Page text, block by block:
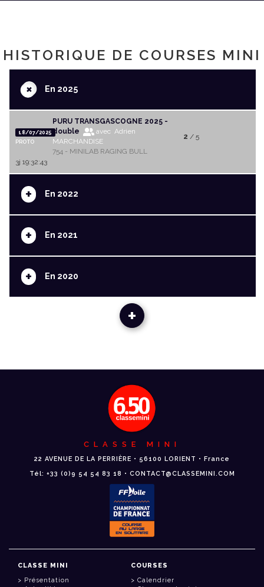
HISTORIQUE DE COURSES MINI
+En 2025
18/07/2025
PROTO
PURU TRANSGASCOGNE 2025 -
double
avec Adrien
MARCHANDISE
754 - MINILAB RAGING BULL
2 / 5
3j 19:32:43
+ En 2022
+ En 2021
+ En 2020
+
CLASSE MINI
22 AVENUE DE LA PERRIÈRE • 56100 LORIENT • France
Tél: +33 (0)9 54 54 83 18 • CONTACT@CLASSEMINI.COM
CLASSE MINI
Présentation
COURSES
Calendrier